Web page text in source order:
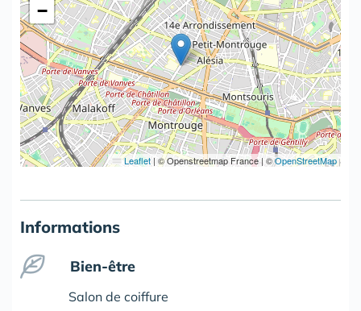
−
Leaflet | © Openstreetmap France | ©OpenStreetMap
Informations
Bien-être
Salon de coiffure